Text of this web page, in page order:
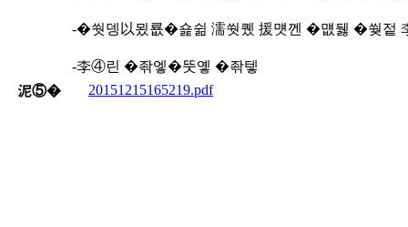
-�쒓뎅以묐룞�숉쉶 濡쒓퀬 援먯껜 �먮뒗 �쒖젙
-李④린 �좎엫�뚯옣 �좎텧
泥⑤�
20151215165219.pdf